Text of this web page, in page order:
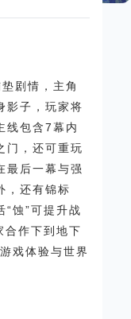
剧情，主角
影子，玩家将
线包含7幕内
门，还可重玩
最后一幕与强
，还有锦标
“蚀”可提升战
合作下到地下
戏体验与世界